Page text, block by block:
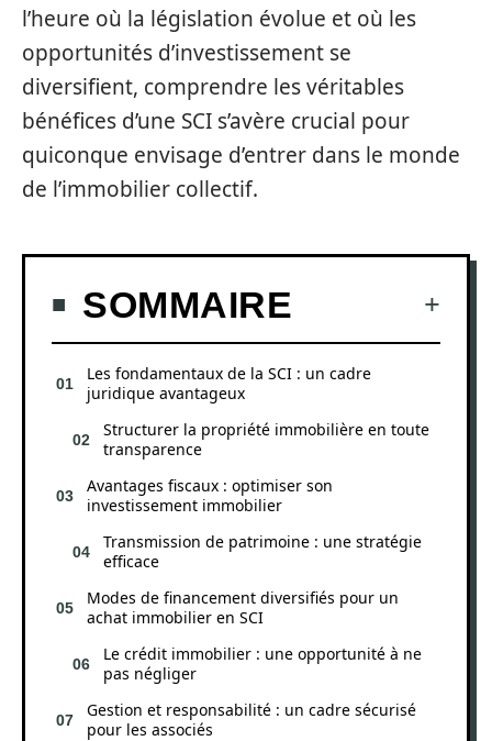
l’heure où la législation évolue et où les
opportunités d’investissement se
diversifient, comprendre les véritables
bénéfices d’une SCI s’avère crucial pour
quiconque envisage d’entrer dans le monde
de l’immobilier collectif.
SOMMAIRE
Les fondamentaux de la SCI : un cadre
juridique avantageux
Structurer la propriété immobilière en toute
transparence
Avantages fiscaux : optimiser son
investissement immobilier
Transmission de patrimoine : une stratégie
efficace
Modes de financement diversifiés pour un
achat immobilier en SCI
Le crédit immobilier : une opportunité à ne
pas négliger
Gestion et responsabilité : un cadre sécurisé
pour les associés